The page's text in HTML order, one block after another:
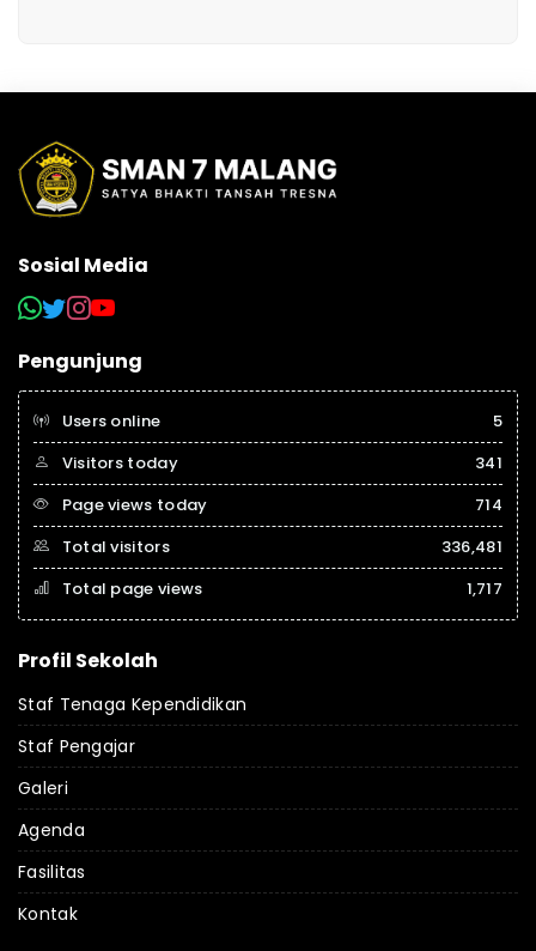
Sosial Media
Pengunjung
Users online
5
Visitors today
341
Page views today
714
Total visitors
336,481
Total page views
1,717
Profil Sekolah
Staf Tenaga Kependidikan
Staf Pengajar
Galeri
Agenda
Fasilitas
Kontak